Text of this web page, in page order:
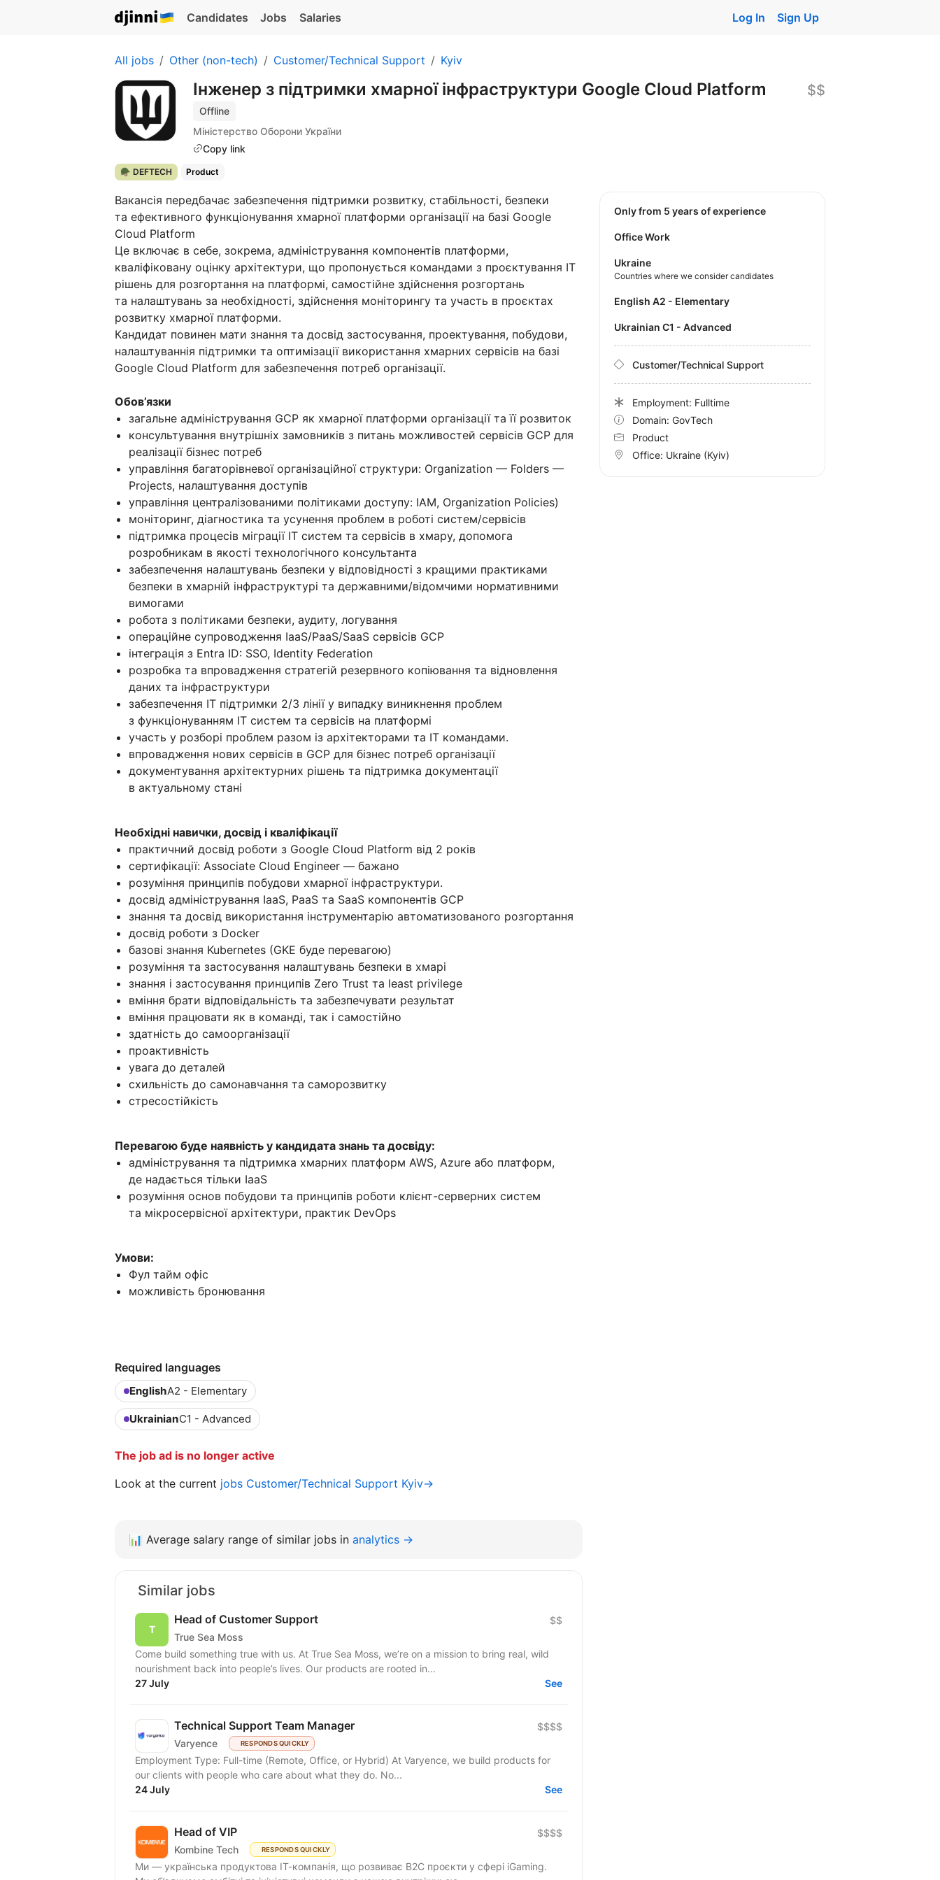
Candidates Jobs Salaries Log In Sign Up
All jobs Other (non-tech) Customer/Technical Support Kyiv
Інженер з підтримки хмарної інфраструктури Google Cloud Platform
Offline
Міністерство Оборони України
Copy link
$$
🪖 DEFTECH Product
Вакансія передбачає забезпечення підтримки розвитку, стабільності, безпеки
та ефективного функціонування хмарної платформи організації на базі Google
Cloud Platform
Це включає в себе, зокрема, адміністрування компонентів платформи,
кваліфіковану оцінку архітектури, що пропонується командами з проєктування ІТ
рішень для розгортання на платформі, самостійне здійснення розгортань
та налаштувань за необхідності, здійснення моніторингу та участь в проєктах
розвитку хмарної платформи.
Кандидат повинен мати знання та досвід застосування, проектування, побудови,
налаштуваннія підтримки та оптимізації використання хмарних сервісів на базі
Google Cloud Platform для забезпечення потреб організації.
Обов’язки
загальне адміністрування GCP як хмарної платформи організації та її розвиток
консультування внутрішніх замовників з питань можливостей сервісів GCP для
реалізації бізнес потреб
управління багаторівневої організаційної структури: Organization — Folders —
Projects, налаштування доступів
управління централізованими політиками доступу: IAM, Organization Policies)
моніторинг, діагностика та усунення проблем в роботі систем/сервісів
підтримка процесів міграції ІТ систем та сервісів в хмару, допомога
розробникам в якості технологічного консультанта
забезпечення налаштувань безпеки у відповідності з кращими практиками
безпеки в хмарній інфраструктурі та державними/відомчими нормативними
вимогами
робота з політиками безпеки, аудиту, логування
операційне супроводження IaaS/PaaS/SaaS сервісів GCP
інтеграція з Entra ID: SSO, Identity Federation
розробка та впровадження стратегій резервного копіювання та відновлення
даних та інфраструктури
забезпечення ІТ підтримки 2/3 лінії у випадку виникнення проблем
з функціонуванням ІТ систем та сервісів на платформі
участь у розборі проблем разом із архітекторами та ІТ командами.
впровадження нових сервісів в GCP для бізнес потреб організації
документування архітектурних рішень та підтримка документації
в актуальному стані
Необхідні навички, досвід і кваліфікації
практичний досвід роботи з Google Cloud Platform від 2 років
сертифікації: Associate Cloud Engineer — бажано
розуміння принципів побудови хмарної інфраструктури.
досвід адміністрування IaaS, PaaS та SaaS компонентів GCP
знання та досвід використання інструментарію автоматизованого розгортання
досвід роботи з Docker
базові знання Kubernetes (GKE буде перевагою)
розуміння та застосування налаштувань безпеки в хмарі
знання і застосування принципів Zero Trust та least privilege
вміння брати відповідальність та забезпечувати результат
вміння працювати як в команді, так і самостійно
здатність до самоорганізації
проактивність
увага до деталей
схильність до самонавчання та саморозвитку
стресостійкість
Перевагою буде наявність у кандидата знань та досвіду:
адміністрування та підтримка хмарних платформ AWS, Azure або платформ,
де надається тільки IaaS
розуміння основ побудови та принципів роботи клієнт-серверних систем
та мікросервісної архітектури, практик DevOps
Умови:
Фул тайм офіс
можливість бронювання
Required languages
EnglishA2 - Elementary
UkrainianC1 - Advanced
The job ad is no longer active
Look at the current jobs Customer/Technical Support Kyiv→
Only from 5 years of experience
Office Work
Ukraine
Countries where we consider candidates
English A2 - Elementary
Ukrainian C1 - Advanced
Customer/Technical Support
Employment: Fulltime
Domain: GovTech
Product
Office: Ukraine (Kyiv)
📊 Average salary range of similar jobs in analytics →
Similar jobs
Head of Customer Support
True Sea Moss
$$
Come build something true with us. At True Sea Moss, we’re on a mission to bring real, wild
nourishment back into people’s lives. Our products are rooted in...
27 July
See
Technical Support Team Manager
Varyence RESPONDS QUICKLY
$$$$
Employment Type: Full-time (Remote, Office, or Hybrid) At Varyence, we build products for
our clients with people who care about what they do. No...
24 July
See
Head of VIP
Kombine Tech RESPONDS QUICKLY
$$$$
Ми — українська продуктова ІТ-компанія, що розвиває B2C проєкти у сфері iGaming.